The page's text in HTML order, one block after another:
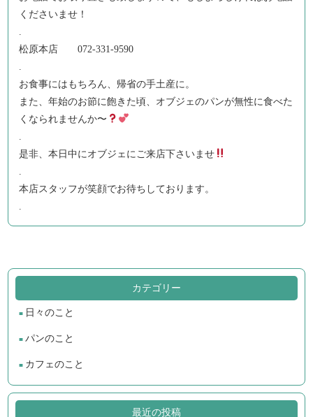
くださいませ！
松原本店 072-331-9590
お食事にはもちろん、帰省の手土産に。
また、年始のお節に飽きた頃、オブジェのパンが無性に食べた
くなられませんか〜
是非、本日中にオブジェにご来店下さいませ
本店スタッフが笑顔でお待ちしております。
カテゴリー
日々のこと
パンのこと
カフェのこと
最近の投稿